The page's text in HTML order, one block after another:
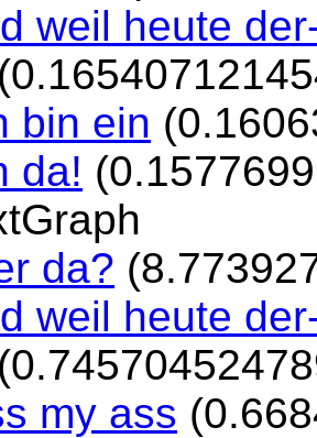
weil heute
bin ein
da!
da?
weil heute
my ass